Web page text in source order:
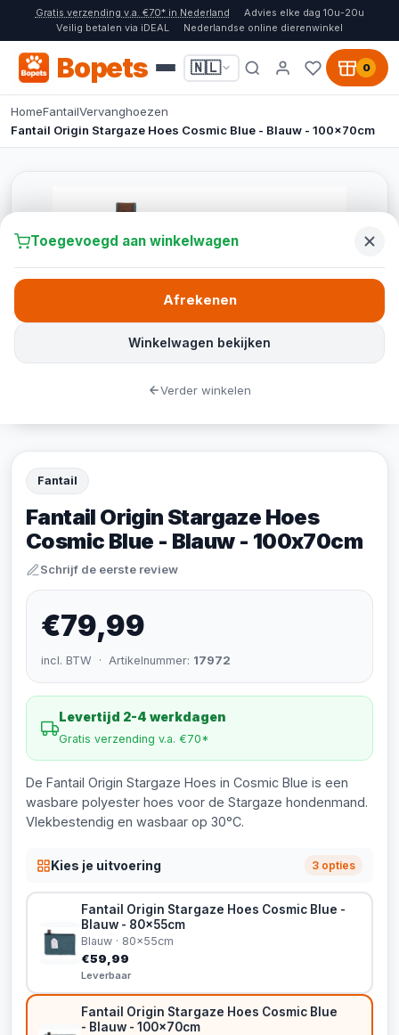
Gratis verzending v.a. €70* in Nederland
Advies elke dag 10u-20u
Veilig betalen via iDEAL
Nederlandse online dierenwinkel
Bopets 🇳🇱 0
HomeFantailVervanghoezen
Fantail Origin Stargaze Hoes Cosmic Blue - Blauw - 100x70cm
Fantail
Fantail Origin Stargaze Hoes
Cosmic Blue - Blauw - 100x70cm
Schrijf de eerste review
€79,99
incl. BTW · Artikelnummer: 17972
Levertijd 2-4 werkdagen
Gratis verzending v.a. €70*
De Fantail Origin Stargaze Hoes in Cosmic Blue is een
wasbare polyester hoes voor de Stargaze hondenmand.
Vlekbestendig en wasbaar op 30°C.
Kies je uitvoering 3 opties
Fantail Origin Stargaze Hoes Cosmic Blue -
Blauw - 80x55cm
Blauw · 80x55cm
€59,99
Leverbaar
Fantail Origin Stargaze Hoes Cosmic Blue
- Blauw - 100x70cm
Toegevoegd aan winkelwagen
Winkelwagen bekijken
Afrekenen
Verder winkelen